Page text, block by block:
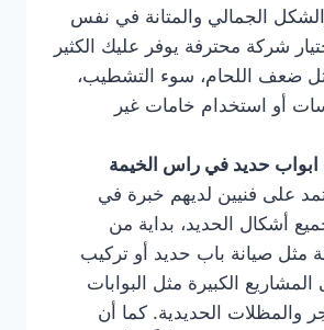
الجمالي والمتانة في نفس
شركة محترفة يوفر عليك الكثير
ضعف اللحام، سوء التشطيب،
أو استخدام خامات غير
ابواب حديد في راس الخيمة
على فنيين لديهم خبرة في
أشكال الحديد، بداية من
مثل صيانة باب حديد أو تركيب
الكبيرة مثل البوابات
والمظلات الحديدية. كما أن